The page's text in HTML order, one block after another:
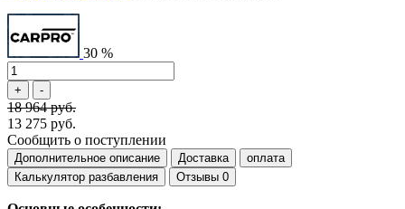
30 %
18 964 руб.
13 275 руб.
Сообщить о поступлении
Дополнительное описание Доставка
оплата
Калькулятор разбавления
Отзывы 0